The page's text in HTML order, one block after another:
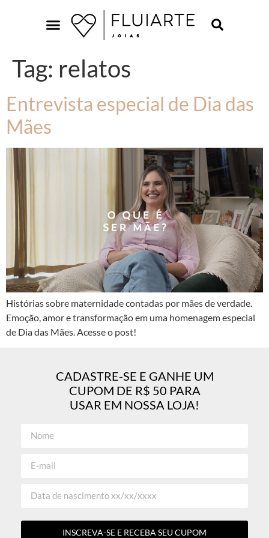
Tag: relatos
Entrevista especial de Dia das
Mães
Histórias sobre maternidade contadas por mães de verdade.
Emoção, amor e transformação em uma homenagem especial
de Dia das Mães. Acesse o post!
CADASTRE-SE E GANHE UM
CUPOM DE R$ 50 PARA
USAR EM NOSSA LOJA!
INSCREVA-SE E RECEBA SEU CUPOM